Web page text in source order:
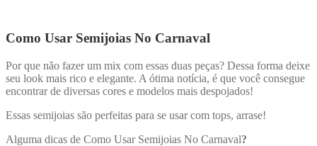
Como Usar Semijoias No Carnaval
Por que não fazer um mix com essas duas peças? Dessa forma deixe
seu look mais rico e elegante. A ótima notícia, é que você consegue
encontrar de diversas cores e modelos mais despojados!
Essas semijoias são perfeitas para se usar com tops, arrase!
Alguma dicas de Como Usar Semijoias No Carnaval?